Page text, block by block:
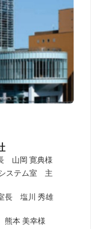
山岡 寛典様
ステム室 主
長 塩川 秀雄
本 美幸様